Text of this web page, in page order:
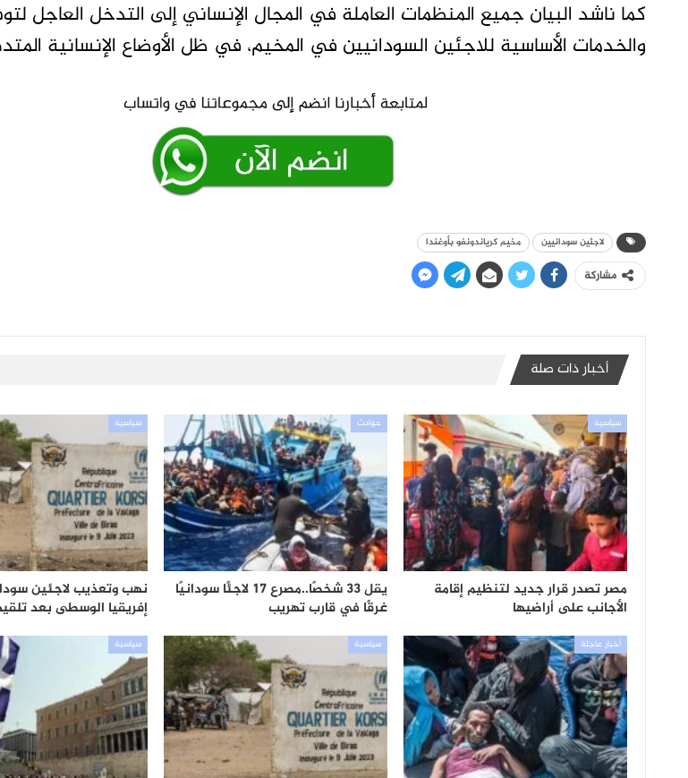
كما ناشد البيان جميع المنظمات العاملة في المجال الإنساني إلى التدخل العاجل
والخدمات الأساسية للاجئين السودانيين في المخيم، في ظل الأوضاع الإنسانية
لاجئين سودانيين مخيم كرياندونغو بأوغندا
مشاركة
أخبار ذات صلة
سياسية
مصر تصدر قرار جديد لتنظيم إقامة
الأجانب على أراضيها
حوادث
يقل 33 شخصًا..مصرع 17 لاجئًا سودانيًا
غرقًا في قارب تهريب
سياسية
نهب وتعذيب لاجئين
إفريقيا الوسطى بعد
أخبار عاجلة سياسية سياسية